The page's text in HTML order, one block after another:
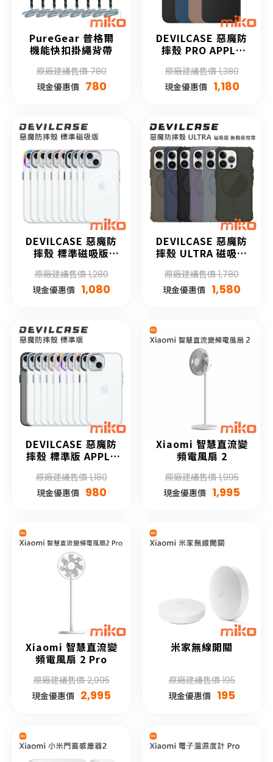
PureGear 普格爾
機能快扣掛繩背帶
原廠建議售價 780
現金優惠價 780
DEVILCASE 惡魔防
摔殼 PRO APPLE
原廠建議售價 1,380
現金優惠價 1,180
DEVILCASE 惡魔防
摔殼 標準磁吸版
系列
原廠建議售價 1,280
現金優惠價 1,080
DEVILCASE 惡魔防
摔殼 ULTRA 磁吸版
系列 (無戰術背帶)
原廠建議售價 1,780
現金優惠價 1,580
DEVILCASE 惡魔防
摔殼 標準版 APPLE
原廠建議售價 1,180
現金優惠價 980
Xiaomi 智慧直流變
頻電風扇 2
原廠建議售價 1,995
現金優惠價 1,995
Xiaomi 智慧直流變
頻電風扇 2 Pro
原廠建議售價 2,995
現金優惠價 2,995
米家無線開關
原廠建議售價 195
現金優惠價 195